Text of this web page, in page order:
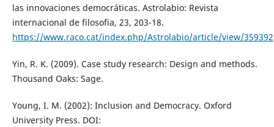
las innovaciones democráticas. Astrolabio: Revista
internacional de filosofia, 23, 203-18.
https://www.raco.cat/index.php/Astrolabio/article/view/359392
Yin, R. K. (2009). Case study research: Design and methods.
Thousand Oaks: Sage.
Young, I. M. (2002): Inclusion and Democracy. Oxford
University Press. DOI: